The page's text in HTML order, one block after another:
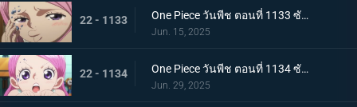
22 - 1133 One Piece วันพีช ตอนที่ 1133 ซับไทย ช่วยบอนนี่ "แปซิฟิสต้า" ผู้ใจเสาะ คุมะ
Jun. 15, 2025
22 - 1134 One Piece วันพีช ตอนที่ 1134 ซับไทย ชะตากรรมอันโหดร้าย การตัดสินใจของคุมะผู้เป็นพ่อ
Jun. 29, 2025